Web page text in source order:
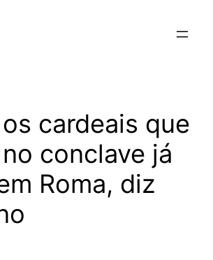
cardeais que
conclave já
Roma, diz